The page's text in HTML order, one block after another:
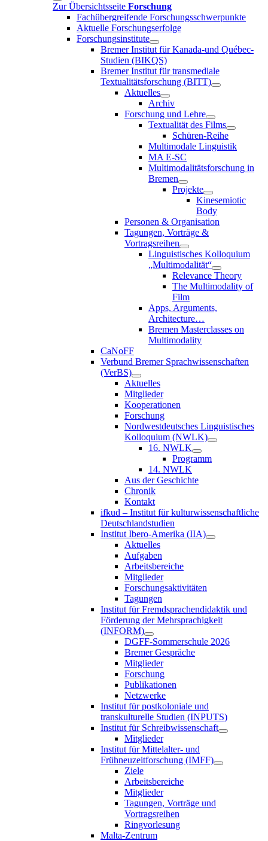
Zur Übersichtsseite Forschung
Fachübergreifende Forschungsschwerpunkte
Aktuelle Forschungserfolge
Forschungsinstitute
Bremer Institut für Kanada-und Québec-
Studien (BIKQS)
Bremer Institut für transmediale
Textualitätsforschung (BITT)
Aktuelles
Archiv
Forschung und Lehre
Textualität des Films
Schüren-Reihe
Multimodale Linguistik
MA E-SC
Multimodalitätsforschung in
Bremen
Projekte
Kinesemiotic
Body
Personen & Organisation
Tagungen, Vorträge &
Vortragsreihen
Linguistisches Kolloquium
„Multimodalität“
Relevance Theory
The Multimodality of
Film
Apps, Arguments,
Architecture…
Bremen Masterclasses on
Multimodality
CaNoFF
Verbund Bremer Sprachwissenschaften
(VerBS)
Aktuelles
Mitglieder
Kooperationen
Forschung
Nordwestdeutsches Linguistisches
Kolloquium (NWLK)
16. NWLK
Programm
14. NWLK
Aus der Geschichte
Chronik
Kontakt
ifkud – Institut für kulturwissenschaftliche
Deutschlandstudien
Institut Ibero-Amerika (IIA)
Aktuelles
Aufgaben
Arbeitsbereiche
Mitglieder
Forschungsaktivitäten
Tagungen
Institut für Fremdsprachendidaktik und
Förderung der Mehrsprachigkeit
(INFORM)
DGFF-Sommerschule 2026
Bremer Gespräche
Mitglieder
Forschung
Publikationen
Netzwerke
Institut für postkoloniale und
transkulturelle Studien (INPUTS)
Institut für Schreibwissenschaft
Mitglieder
Institut für Mittelalter- und
Frühneuzeitforschung (IMFF)
Ziele
Arbeitsbereiche
Mitglieder
Tagungen, Vorträge und
Vortragsreihen
Ringvorlesung
Malta-Zentrum